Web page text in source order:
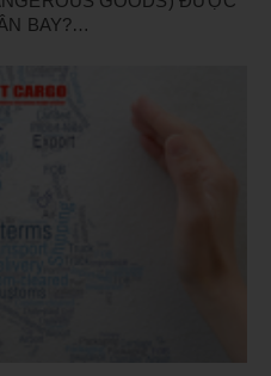
BAY?…